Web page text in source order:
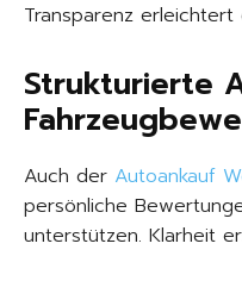
Transparenz erleichtert
Strukturierte
Auch der Autoankauf
persönliche
unterstützen. Klarheit